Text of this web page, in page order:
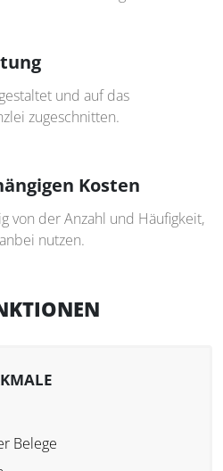
und auf das
zugeschnitten.
Kosten
von der Anzahl und Häufigkeit,
nutzen.
Belege